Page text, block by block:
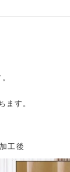
ます。
工後